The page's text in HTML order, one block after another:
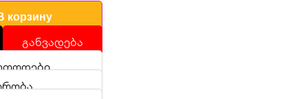
корзину
განვადება